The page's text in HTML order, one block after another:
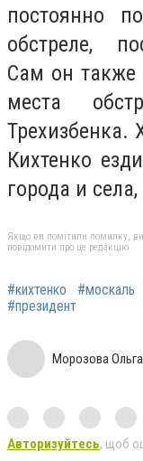
постоянно
обстреле,
Сам он также
места
Трехизбенка.
Кихтенко
города и
Якщо ви помітили помилку,
повідомити про це редакцію
#кихтенко #москаль
#президент
Морозова Ольга
Авторизуйтесь, щоб